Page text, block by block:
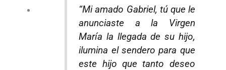
“Mi amado Gabriel, tú que le
anunciaste a la Virgen
María la llegada de su hijo,
ilumina el sendero para que
este hijo que tanto deseo